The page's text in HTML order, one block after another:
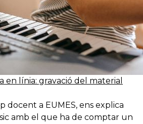
en línia: gravació del material
docent a EUMES, ens explica
amb el que ha de comptar un